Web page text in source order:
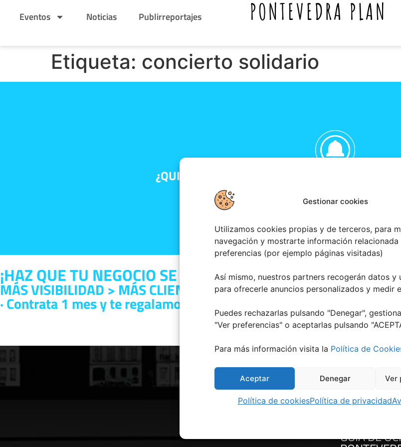
Gestionar cookies
Utilizamos cookies propias y de terceros, para
navegación y mostrarte información relacionada
preferencias (por ejemplo páginas visitadas)
Así mismo, nuestros partners recogerán datos y
para ofrecerle anuncios personalizados y medir
Puedes rechazarlas pulsando "Denegar",
"Ver preferencias" o aceptarlas pulsando
Para más información visita la Política de
Aceptar Denegar Ver
Política de cookiesPolítica de privacidad
Eventos Noticias Publirreportajes PONTEVEDRA PLAN
Etiqueta: concierto solidario
¿QUIERES RECIBIR NOTIFICACIONES DE LOS
¡HAZ QUE TU NEGOCIO SE VEA!
MÁS VISIBILIDAD > MÁS CLIENTES > MÁS NEGOCIO
· Contrata 1 mes y te regalamos otro más ·
👉 Llámanos hoy y reserva tu
GUÍA DE